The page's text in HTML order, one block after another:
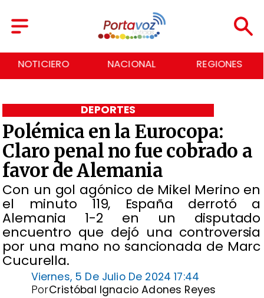
NACIONAL REGIONES ECONOMÍA
Polémica en la Eurocopa:
Claro penal no fue cobrado a
favor de Alemania
​Con un gol agónico de Mikel Merino en
el minuto 119, España derrotó a
Alemania 1-2 en un disputado
encuentro que dejó una controversia
por una mano no sancionada de Marc
Cucurella.
DEPORTES
Viernes, 5 De Julio De 2024 17:44
Cristóbal Ignacio Adones Reyes
Por